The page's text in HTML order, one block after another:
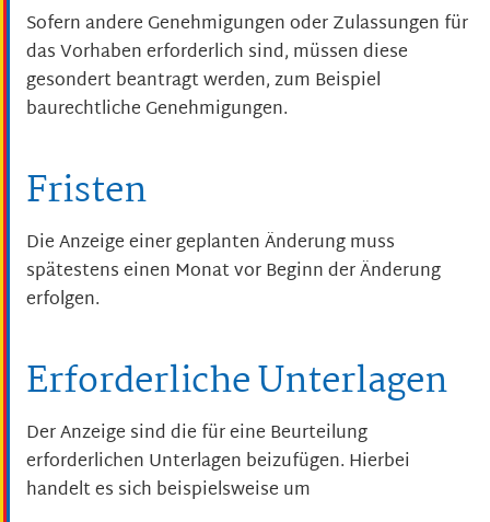
Sofern andere Genehmigungen oder Zulassungen für
das Vorhaben erforderlich sind, müssen diese
gesondert beantragt werden, zum Beispiel
baurechtliche Genehmigungen.
Fristen
Die Anzeige einer geplanten Änderung muss
spätestens einen Monat vor Beginn der Änderung
erfolgen.
Erforderliche Unterlagen
Der Anzeige sind die für eine Beurteilung
erforderlichen Unterlagen beizufügen. Hierbei
handelt es sich beispielsweise um